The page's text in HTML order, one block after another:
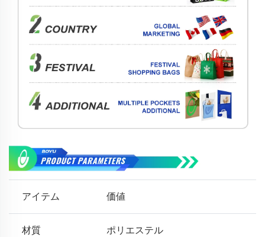
アイテム 価値
材質 ポリエステル